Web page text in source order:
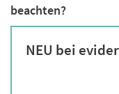
beachten?
NEU bei